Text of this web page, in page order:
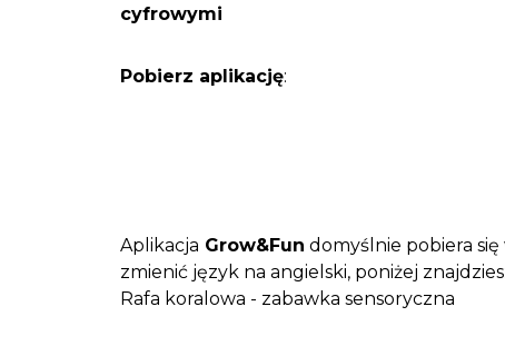
cyfrowymi
Pobierz aplikację:
Aplikacja Grow&Fun domyślnie pobiera
zmienić język na angielski, poniżej
Rafa koralowa - zabawka sensoryczna